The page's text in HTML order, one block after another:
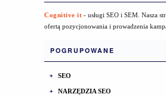
Cognitive it - usługi SEO i SEM. Nasza
ofertą pozycjonowania i prowadzenia
POGRUPOWANE
SEO
NARZĘDZIA SEO